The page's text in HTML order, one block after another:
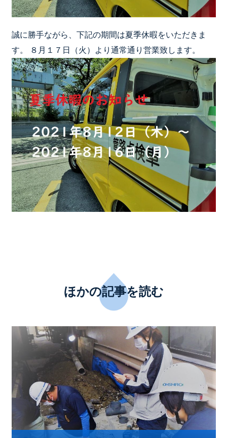
誠に勝手ながら、下記の期間は夏季休暇をいただきま
す。 ８月１７日（火）より通常通り営業致します。
ほかの記事を読む